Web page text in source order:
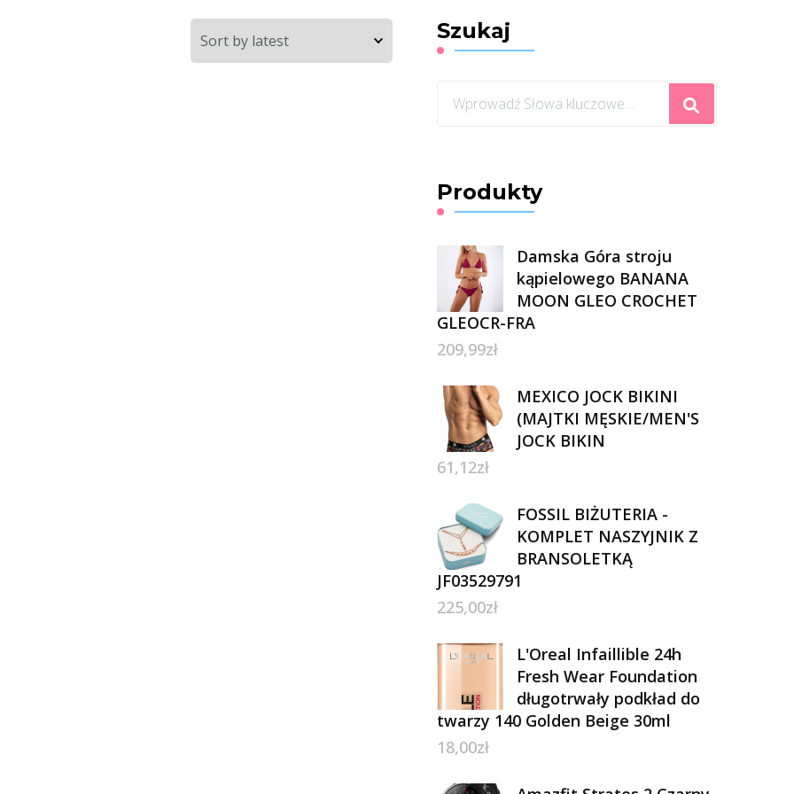
Szukaj
Szukasz
Produkty
Damska Góra stroju
kąpielowego BANANA
MOON GLEO CROCHET
GLEOCR-FRA
209,99zł
MEXICO JOCK BIKINI
(MAJTKI MĘSKIE/MEN'S
JOCK BIKIN
61,12zł
FOSSIL BIŻUTERIA -
KOMPLET NASZYJNIK Z
BRANSOLETKĄ
JF03529791
225,00zł
L'Oreal Infaillible 24h
Fresh Wear Foundation
długotrwały podkład do
twarzy 140 Golden Beige 30ml
18,00zł